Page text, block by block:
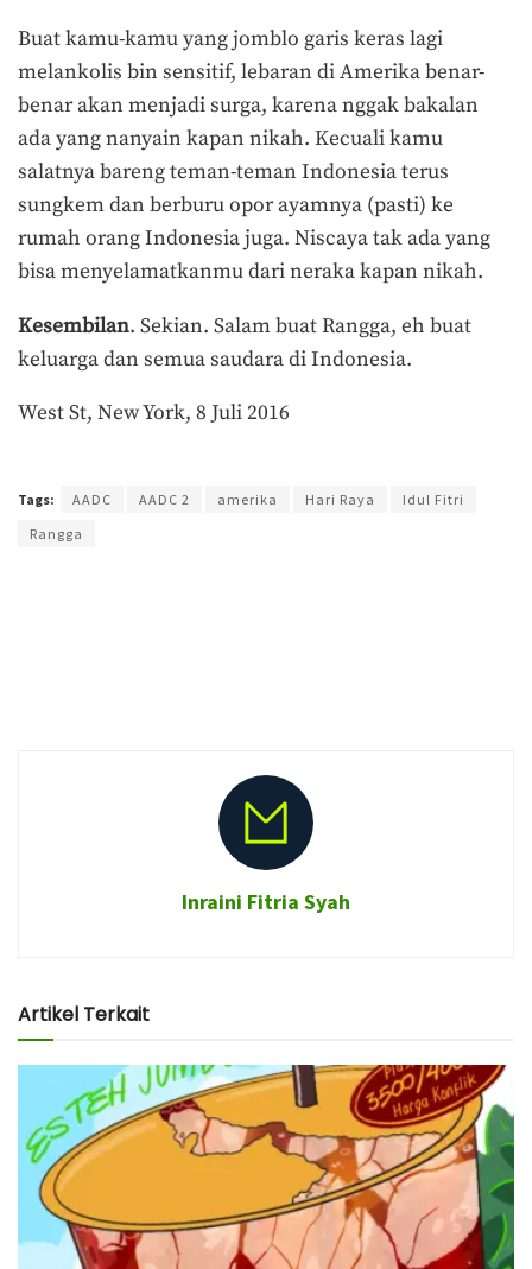
Buat kamu-kamu yang jomblo garis keras lagi
melankolis bin sensitif, lebaran di Amerika benar-
benar akan menjadi surga, karena nggak bakalan
ada yang nanyain kapan nikah. Kecuali kamu
salatnya bareng teman-teman Indonesia terus
sungkem dan berburu opor ayamnya (pasti) ke
rumah orang Indonesia juga. Niscaya tak ada yang
bisa menyelamatkanmu dari neraka kapan nikah.
Kesembilan. Sekian. Salam buat Rangga, eh buat
keluarga dan semua saudara di Indonesia.
West St, New York, 8 Juli 2016
Tags: AADC AADC 2 amerika Hari Raya
Idul Fitri
Rangga
Inraini Fitria Syah
Artikel Terkait